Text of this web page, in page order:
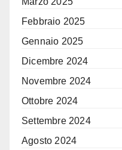
Febbraio 2025
Gennaio 2025
Dicembre 2024
Novembre 2024
Ottobre 2024
Settembre 2024
Agosto 2024